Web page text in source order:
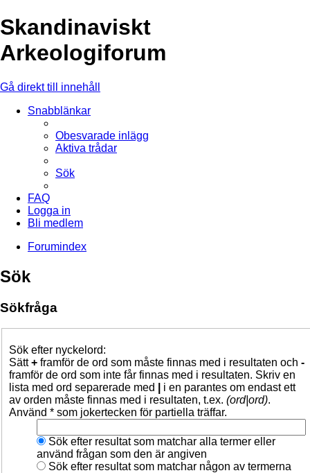
Skandinaviskt
Arkeologiforum
Gå direkt till innehåll
Snabblänkar
Obesvarade inlägg
Aktiva trådar
Sök
FAQ
Logga in
Bli medlem
Forumindex
Sök
Sökfråga
Sök efter nyckelord:
Sätt+ framför de ord som måste finnas med i resultaten och -
framför de ord som inte får finnas med i resultaten. Skriv en
lista med ord separerade med
i en parantes om endast ett
av orden måste finnas med i resultaten, t.ex. (ord|ord).
Använd * som jokertecken för partiella träffar.
Sök efter resultat som matchar alla termer eller
använd frågan som den är angiven
Sök efter resultat som matchar någon av termerna